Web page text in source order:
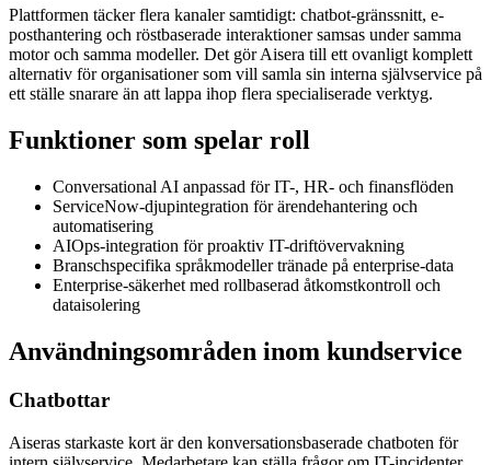
Plattformen täcker flera kanaler samtidigt: chatbot-gränssnitt, e-
posthantering och röstbaserade interaktioner samsas under samma
motor och samma modeller. Det gör Aisera till ett ovanligt komplett
alternativ för organisationer som vill samla sin interna självservice på
ett ställe snarare än att lappa ihop flera specialiserade verktyg.
Funktioner som spelar roll
Conversational AI anpassad för IT-, HR- och finansflöden
ServiceNow-djupintegration för ärendehantering och
automatisering
AIOps-integration för proaktiv IT-driftövervakning
Branschspecifika språkmodeller tränade på enterprise-data
Enterprise-säkerhet med rollbaserad åtkomstkontroll och
dataisolering
Användningsområden inom kundservice
Chatbottar
Aiseras starkaste kort är den konversationsbaserade chatboten för